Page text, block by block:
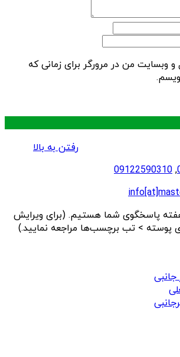
و وبسایت من در مرورگر برای زمانی که
رفتن به بالا
,
09122590310
7 روز هفته پاسخگوی شما هستیم. (برای ویرایش
پوسته > تب برچسب‌ها مراجعه نمایید.)